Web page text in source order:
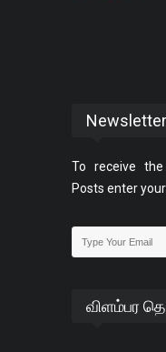
To receive
Posts enter your
விளம்பர